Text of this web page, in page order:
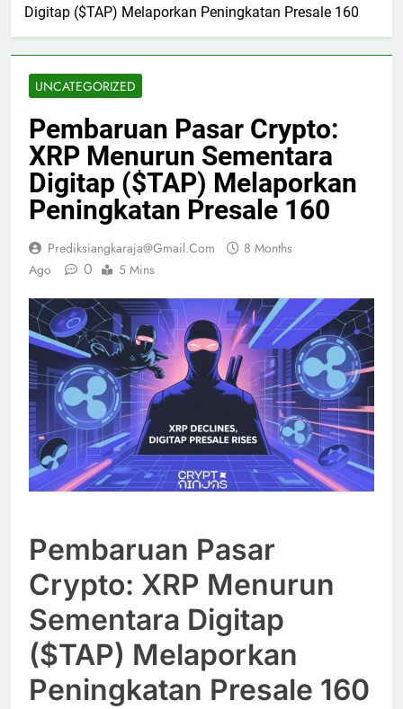
Digitap ($TAP) Melaporkan Peningkatan Presale 160
UNCATEGORIZED
Pembaruan Pasar Crypto:
XRP Menurun Sementara
Digitap ($TAP) Melaporkan
Peningkatan Presale 160
Prediksiangkaraja@gmail.com
8 Months
Ago
0 5 Mins
Pembaruan Pasar
Crypto: XRP Menurun
Sementara Digitap
($TAP) Melaporkan
Peningkatan Presale 160